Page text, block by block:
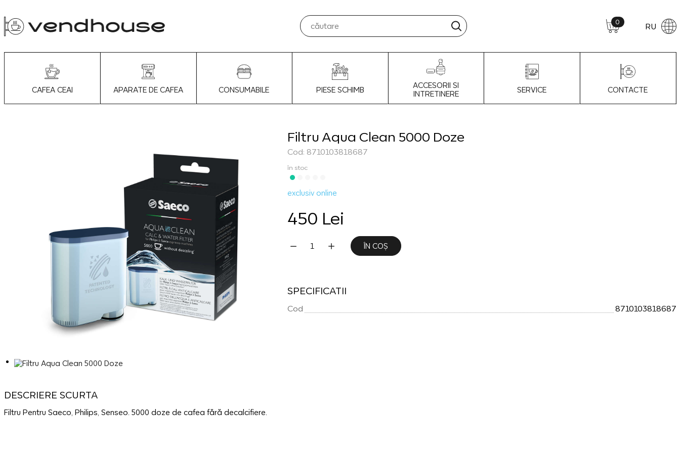
0 RU
CAFEA CEAI APARATE DE CAFEA CONSUMABILE PIESE SCHIMB
ACCESORII SI
INTRETINERE
SERVICE CONTACTE
Filtru Aqua Clean 5000 Doze
Cod: 8710103818687
în stoc
exclusiv online
450 Lei
ÎN COȘ
SPECIFICATII
Cod 8710103818687
DESCRIERE SCURTA
Filtru Pentru Saeco, Philips, Senseo. 5000 doze de cafea fără decalcifiere.